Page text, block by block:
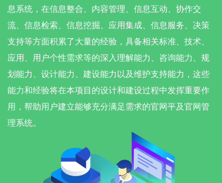
息系统，在信息整合、内容管理、信息互动、协作交
流、信息检索、信息挖掘、应用集成、信息服务、决策
支持等方面积累了大量的经验，具备相关标准、技术、
应用、用户个性需求等的深入理解能力、咨询能力、规
划能力、设计能力、建设能力以及维护支持能力，这些
能力和经验将在本项目的设计和建设过程中发挥重要作
用，帮助用户建立能够充分满足需求的官网平及官网管
理系统。